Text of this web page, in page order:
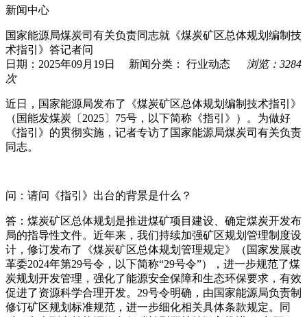
新闻中心
国家能源局煤炭司有关负责同志就《煤炭矿区总体规划编制技
术指引》答记者问
日期：2025年09月19日 新闻分类： 行业动态
浏览：3284
次
近日，国家能源局发布了《煤炭矿区总体规划编制技术指引》
（国能发煤炭〔2025〕75号，以下简称《指引》）。为做好
《指引》的贯彻实施，记者专访了国家能源局煤炭司有关负责
同志。
问：请问《指引》出台的背景是什么？
答：煤炭矿区总体规划是推进煤矿项目建设、确定煤炭开发布
局的指导性文件。近年来，我们持续加强矿区规划管理制度设
计，修订发布了《煤炭矿区总体规划管理规定》（国家发展改
革委2024年第29号令，以下简称“29号令”），进一步规范了煤
炭规划开发管理，强化了能源安全保障和生态环保要求，有效
促进了资源科学合理开发。29号令明确，由国家能源局负责制
修订矿区规划标准规范，进一步细化相关具体条款规定。同